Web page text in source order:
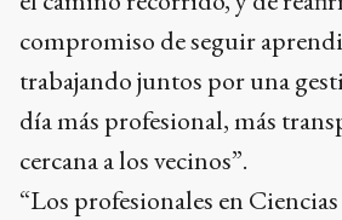
compromiso de seguir
trabajando juntos por una
día más profesional, más
cercana a los vecinos”.
“Los profesionales en